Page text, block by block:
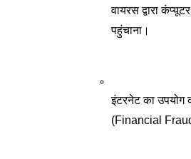
वायरस द्वारा
पहुंचाना।
इंटरनेट का उपयोग
(Financial